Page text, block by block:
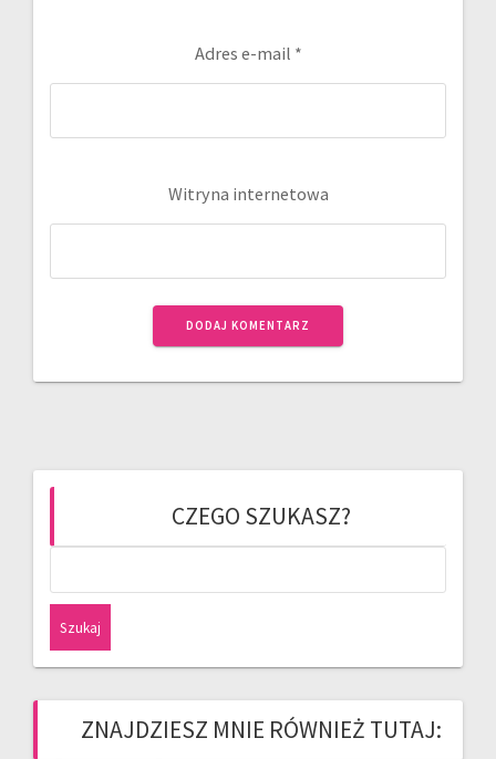
Adres e-mail *
Witryna internetowa
CZEGO SZUKASZ?
ZNAJDZIESZ MNIE RÓWNIEŻ TUTAJ: